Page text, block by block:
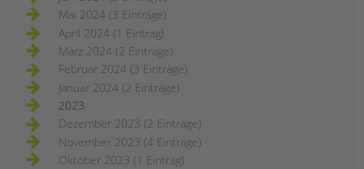
Mai 2024 (3 Einträge)
April 2024 (1 Eintrag)
März 2024 (2 Einträge)
Februar 2024 (3 Einträge)
Januar 2024 (2 Einträge)
2023
Dezember 2023 (2 Einträge)
November 2023 (4 Einträge)
Oktober 2023 (1 Eintrag)